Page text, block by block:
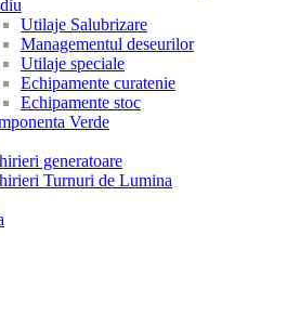
Utilaje Salubrizare
Managementul deseurilor
Utilaje speciale
Echipamente curatenie
Echipamente stoc
Verde
generatoare
Turnuri de Lumina